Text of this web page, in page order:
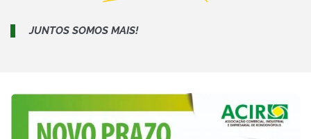
JUNTOS SOMOS MAIS!